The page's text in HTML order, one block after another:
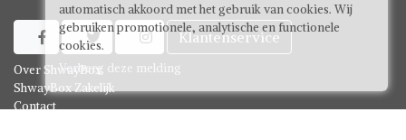
   Klantenservice
Over ShwayBox
ShwayBox Zakelijk
Contact
automatisch akkoord met het gebruik van cookies. Wij
gebruiken promotionele, analytische en functionele
cookies.
Verberg deze melding